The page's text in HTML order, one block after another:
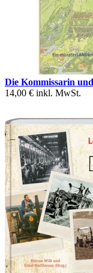
Die Kommissarin
14,00 € inkl. MwSt.